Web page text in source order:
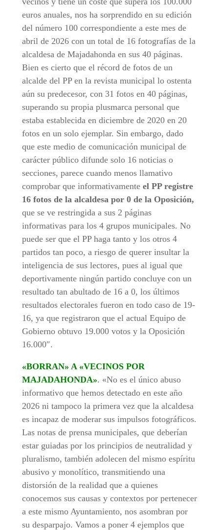
euros anuales, nos ha sorprendido en su edición
del número 100 correspondiente a este mes de
abril de 2026 con un total de 16 fotografías de la
alcaldesa de Majadahonda en sus 40 páginas.
Bien es cierto que el récord de fotos de un
alcalde del PP en la revista municipal lo ostenta
aún su predecesor, con 31 fotos en 40 páginas,
superando su propia plusmarca personal que
estaba establecida en diciembre de 2020 en 20
fotos en un solo ejemplar. Sin embargo, dado
que este medio de comunicación municipal de
carácter público difunde solo 16 noticias o
secciones, parece cuando menos llamativo
comprobar que informativamente el PP registre
16 fotos de la alcaldesa por 0 de la Oposición,
que se ve restringida a sus 2 páginas
informativas para los 4 grupos municipales. No
puede ser que el PP haga tanto y los otros 4
partidos tan poco, a riesgo de querer insultar la
inteligencia de sus lectores, pues al igual que
deportivamente ningún partido concluye con un
resultado tan abultado de 16 a 0, los últimos
resultados electorales fueron en todo caso de 19-
16, ya que registraron que el actual Equipo de
Gobierno obtuvo 19.000 votos y la Oposición
16.000″.
«BORRAN» A «VECINOS POR
MAJADAHONDA». «No es el único abuso
informativo que hemos detectado en este año
2026 ni tampoco la primera vez que la alcaldesa
es incapaz de moderar sus impulsos fotográficos.
Las notas de prensa municipales, que deberían
estar guiadas por los principios de neutralidad y
pluralismo, también adolecen del mismo espíritu
abusivo y monolítico, transmitiendo una
distorsión de la realidad que a quienes
conocemos sus causas y contextos por pertenecer
a este mismo Ayuntamiento, nos asombran por
su desparpajo. Vamos a poner 4 ejemplos que